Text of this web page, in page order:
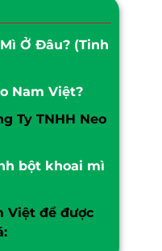
Ở Đâu? (Tinh
Nam Việt?
Ty TNHH Neo
bột khoai mì
Việt để được